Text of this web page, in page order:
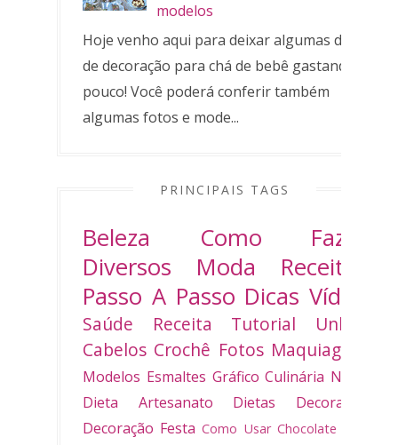
modelos
Hoje venho aqui para deixar algumas dicas
de decoração para chá de bebê gastando
pouco! Você poderá conferir também
algumas fotos e mode...
PRINCIPAIS TAGS
Beleza
Como Fazer
Diversos
Moda
Receitas
Passo A Passo Dicas Vídeo
Saúde Receita Tutorial
Unhas
Cabelos Crochê Fotos Maquiagem
Modelos Esmaltes Gráfico Culinária Natal
Dieta
Artesanato Dietas
Decoradas
Decoração Festa Como Usar Chocolate